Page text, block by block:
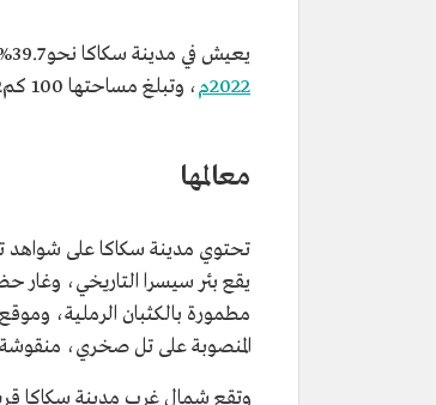
يعيش في مدينة سكاكا نحو 39.7% من سكان المنطقة، يقدر عددهم بنحو 236,669 نسمة، بحسب
2022م ، وتبلغ مساحتها 100 كم2، ما يجعلها تسجل كثافة سكانية عالية بمعدل 2366 شخصًا لكل كم2 من أراضيها.
معالمها
تحتوي مدينة سكاكا على شواهد
يقع بئر سيسرا التاريخي،
المنصوبة على تل صخري، منقوشة
وتقع شمال غرب مدينة سكاكا